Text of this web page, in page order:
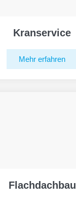
Kranservice
Mehr erfahren
Flachdachbau